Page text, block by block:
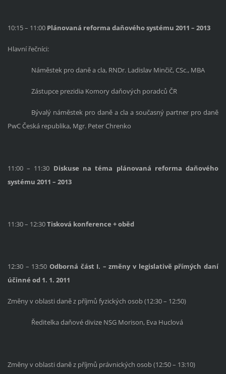
10:15 – 11:00 Plánovaná reforma daňového systému 2011 – 2013
Hlavní řečníci:
Náměstek pro daně a cla, RNDr. Ladislav Minčič, CSc., MBA
Zástupce prezidia Komory daňových poradců ČR
Bývalý náměstek pro daně a cla a současný partner pro daně
PwC Česká republika, Mgr. Peter Chrenko
11:00 – 11:30 Diskuse na téma plánovaná reforma daňového
systému 2011 – 2013
11:30 – 12:30Tisková konference + oběd
12:30 – 13:50 Odborná část I. – změny v legislativě přímých daní
účinné od 1. 1. 2011
Změny v oblasti daně z příjmů fyzických osob (12:30 – 12:50)
Ředitelka daňové divize NSG Morison, Eva Huclová
Změny v oblasti daně z příjmů právnických osob (12:50 – 13:10)